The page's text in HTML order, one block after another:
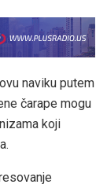
naviku putem
čarape mogu
koji